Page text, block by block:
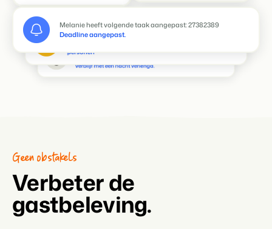
Thomas heeft de volgende reservering bewerkt: BEX
Verblijf met een nacht verlengd.
Melanie heeft volgende taak aangepast: 27382389
Nieuw bericht van Monique
Nieuwe review voor accommodatie 127 - Bungalow | 4
personen
Geen obstakels
Verbeter de
gastbeleving.